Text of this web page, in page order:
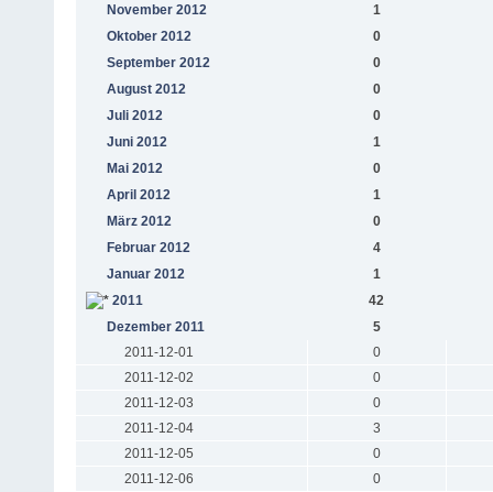
November 2012
1
Oktober 2012
0
September 2012
0
August 2012
0
Juli 2012
0
Juni 2012
1
Mai 2012
0
April 2012
1
März 2012
0
Februar 2012
4
Januar 2012
1
2011
42
Dezember 2011
5
2011-12-01
0
2011-12-02
0
2011-12-03
0
2011-12-04
3
2011-12-05
0
2011-12-06
0